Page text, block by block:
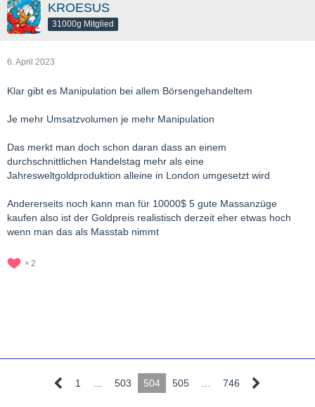
KROESUS
31000g Mitglied
6. April 2023
Klar gibt es Manipulation bei allem Börsengehandeltem
Je mehr Umsatzvolumen je mehr Manipulation
Das merkt man doch schon daran dass an einem
durchschnittlichen Handelstag mehr als eine
Jahresweltgoldproduktion alleine in London umgesetzt wird
Andererseits noch kann man für 10000$ 5 gute Massanzüge
kaufen also ist der Goldpreis realistisch derzeit eher etwas hoch
wenn man das als Masstab nimmt
2
1 503 504 505 746